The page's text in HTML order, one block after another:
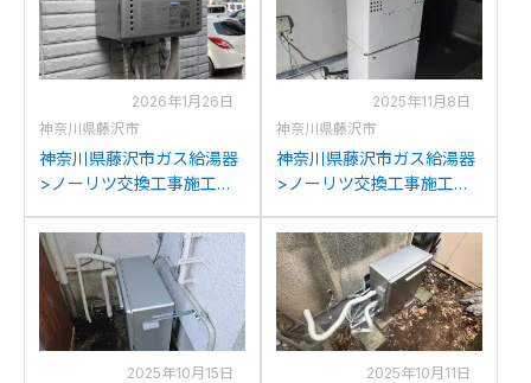
2026年1月26日
神奈川県藤沢市
神奈川県藤沢市ガス給湯器
>ノーリツ交換工事施工事
C2442SAWX-MBからノー
リツGT-C2472SAW BLへ
の交換
2025年11月8日
神奈川県藤沢市
神奈川県藤沢市ガス給湯器
>ノーリツ交換工事施工事
GTHA2403Aからノーリツ
GTH-C2460AW3H-1BLへ
の交換
2025年10月15日
2025年10月11日